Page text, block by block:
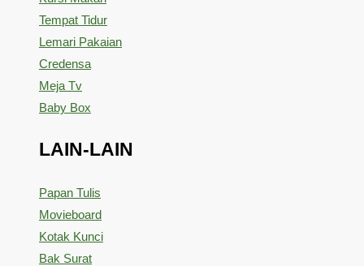
Tempat Tidur
Lemari Pakaian
Credensa
Meja Tv
Baby Box
LAIN-LAIN
Papan Tulis
Movieboard
Kotak Kunci
Bak Surat